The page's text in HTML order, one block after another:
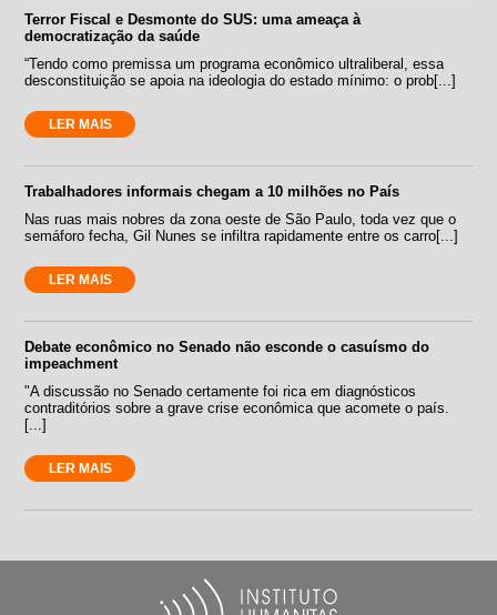
Terror Fiscal e Desmonte do SUS: uma ameaça à
democratização da saúde
“Tendo como premissa um programa econômico ultraliberal, essa
desconstituição se apoia na ideologia do estado mínimo: o prob[...]
LER MAIS
Trabalhadores informais chegam a 10 milhões no País
Nas ruas mais nobres da zona oeste de São Paulo, toda vez que o
semáforo fecha, Gil Nunes se infiltra rapidamente entre os carro[...]
LER MAIS
Debate econômico no Senado não esconde o casuísmo do
impeachment
"A discussão no Senado certamente foi rica em diagnósticos
contraditórios sobre a grave crise econômica que acomete o país.
[...]
LER MAIS